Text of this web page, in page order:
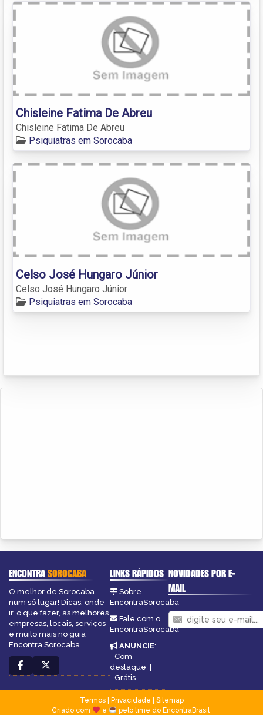
Chisleine Fatima De Abreu
Chisleine Fatima De Abreu
Psiquiatras em Sorocaba
Celso José Hungaro Júnior
Celso José Hungaro Júnior
Psiquiatras em Sorocaba
ENCONTRASOROCABA
O melhor de Sorocaba
num só lugar! Dicas, onde
ir, o que fazer, as melhores
empresas, locais, serviços
e muito mais no guia
Encontra Sorocaba.
LINKS RÁPIDOS
Sobre
EncontraSorocaba
Fale com o
EncontraSorocaba
ANUNCIE:
Com
destaque |
Grátis
NOVIDADES POR E-
MAIL
Termos| Privacidade
Sitemap
Criado com
e pelo time do EncontraBrasil